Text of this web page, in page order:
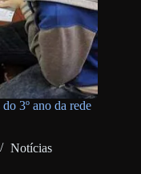
3º ano da rede
Notícias